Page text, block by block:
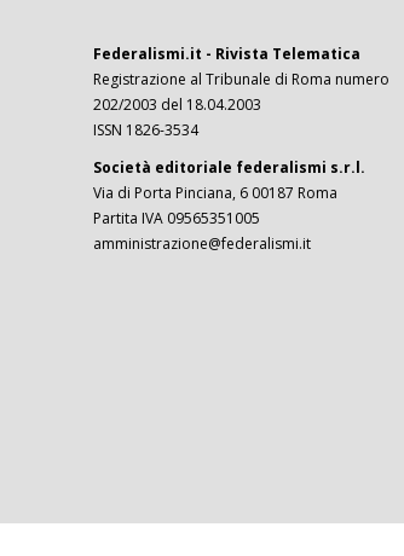
Federalismi.it - Rivista Telematica
Registrazione al Tribunale di Roma numero
202/2003 del 18.04.2003
ISSN 1826-3534
Società editoriale federalismi s.r.l.
Via di Porta Pinciana, 6 00187 Roma
Partita IVA 09565351005
amministrazione@federalismi.it